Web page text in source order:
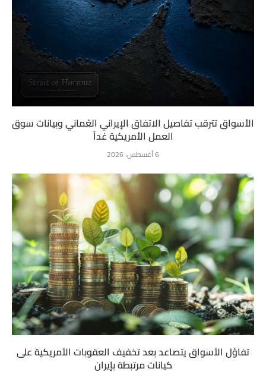
الأسواق تترقب تفاصيل الاتفاق الإيراني العُماني وبيانات سوق
العمل الأمريكية غداً
6 أغسطس، 2026
تفاؤل الأسواق يتصاعد بعد تخفيف العقوبات الأمريكية على
كيانات مرتبطة بإيران